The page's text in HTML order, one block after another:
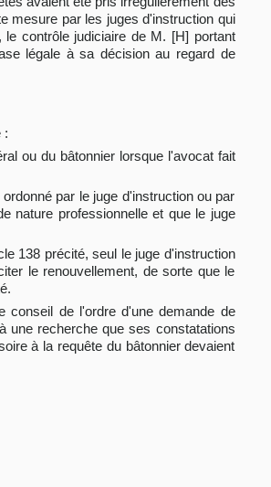
mesure par les juges d'instruction qui
contrôle judiciaire de M. [H] portant
légale à sa décision au regard de
:
ou du bâtonnier lorsque l'avocat fait
par le juge d'instruction ou par
nature professionnelle et que le juge
138 précité, seul le juge d'instruction
le renouvellement, de sorte que le
conseil de l'ordre d'une demande de
une recherche que ses constatations
à la requête du bâtonnier devaient